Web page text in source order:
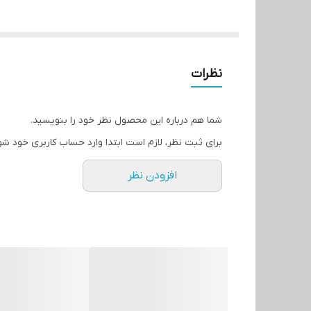
نظرات
شما هم درباره این محصول نظر خود را بنویسید.
برای ثبت نظر، لازم است ابتدا وارد حساب کاربری خود
افزودن نظر